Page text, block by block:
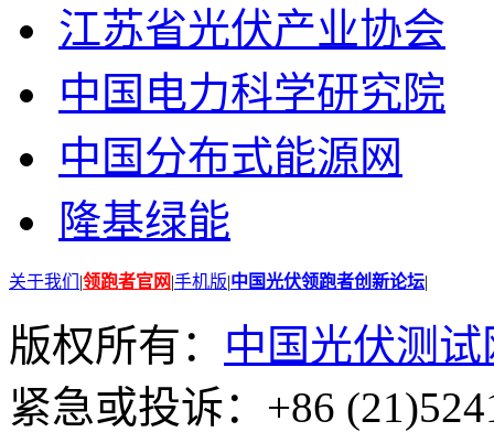
江苏省光伏产业协会
中国电力科学研究院
中国分布式能源网
隆基绿能
关于我们 |领跑者官网|手机版|中国光伏领跑者创新论坛|
版权所有： 中国光伏测试
紧急或投诉：+86